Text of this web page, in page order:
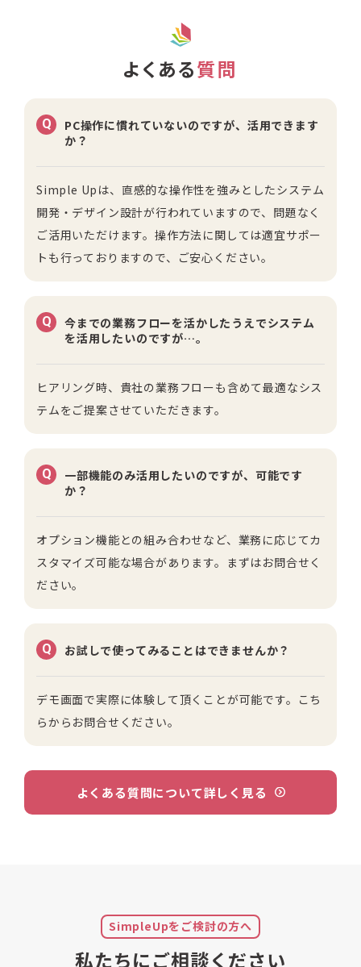
よくある質問
Q
PC操作に慣れていないのですが、活用できます
か？
Simple Upは、直感的な操作性を強みとしたシステム
開発・デザイン設計が行われていますので、問題なく
ご活用いただけます。操作方法に関しては適宜サポー
トも行っておりますので、ご安心ください。
Q
今までの業務フローを活かしたうえでシステム
を活用したいのですが…。
ヒアリング時、貴社の業務フローも含めて最適なシス
テムをご提案させていただきます。
Q
一部機能のみ活用したいのですが、可能です
か？
オプション機能との組み合わせなど、業務に応じてカ
スタマイズ可能な場合があります。 まずはお問合せく
ださい。
Q お試しで使ってみることはできませんか？
デモ画面で実際に体験して頂くことが可能です。 こち
らからお問合せください。
よくある質問について詳しく見る
SimpleUpをご検討の方へ
私たちにご相談ください